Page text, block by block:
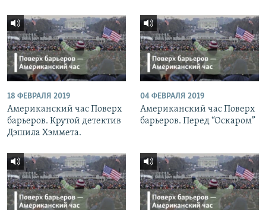
18 ФЕВРАЛЯ 2019
Американский час Поверх
барьеров. Крутой детектив
Дэшила Хэммета.
04 ФЕВРАЛЯ 2019
Американский час Поверх
барьеров. Перед “Оскаром”